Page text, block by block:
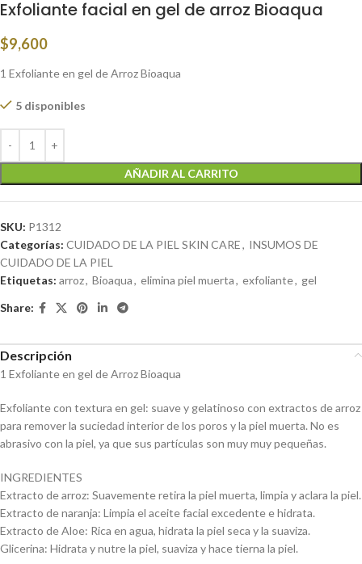
Exfoliante facial en gel de arroz Bioaqua
$9,600
1 Exfoliante en gel de Arroz Bioaqua
5 disponibles
AÑADIR AL CARRITO
SKU: P1312
Categorías: CUIDADO DE LA PIEL SKIN CARE, INSUMOS DE
CUIDADO DE LA PIEL
Etiquetas: arroz, Bioaqua, elimina piel muerta, exfoliante, gel
Share:
Descripción
1 Exfoliante en gel de Arroz Bioaqua
Exfoliante con textura en gel: suave y gelatinoso con extractos de arroz
para remover la suciedad interior de los poros y la piel muerta. No es
abrasivo con la piel, ya que sus partículas son muy muy pequeñas.
INGREDIENTES
Extracto de arroz: Suavemente retira la piel muerta, limpia y aclara la piel.
Extracto de naranja: Limpia el aceite facial excedente e hidrata.
Extracto de Aloe: Rica en agua, hidrata la piel seca y la suaviza.
Glicerina: Hidrata y nutre la piel, suaviza y hace tierna la piel.